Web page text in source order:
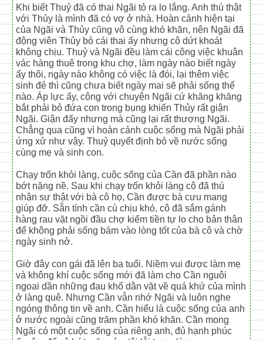
Khi biết Thuỷ đã có thai Ngãi tỏ ra lo lắng. Anh thú thật
với Thủy là mình đã có vợ ở nhà. Hoàn cảnh hiện tại
của Ngãi và Thủy cũng vô cùng khó khăn, nên Ngãi đã
động viên Thủy bỏ cái thai ấy nhưng cô dứt khoát
không chịu. Thuỷ và Ngãi đều làm cái công việc khuân
vác hàng thuê trong khu chợ, làm ngày nào biết ngày
ấy thôi, ngày nào không có việc là đói, lại thêm việc
sinh đẻ thì cũng chưa biết ngày mai sẽ phải sống thế
nào. Áp lực ấy, cộng với chuyện Ngãi cứ khăng khăng
bắt phải bỏ đứa con trong bụng khiến Thủy rất giận
Ngãi. Giận đấy nhưng mà cũng lại rất thương Ngãi.
Chẳng qua cũng vì hoàn cảnh cuộc sống mà Ngãi phải
ứng xử như vậy. Thuỷ quyết định bỏ về nước sống
cùng mẹ và sinh con.
Chạy trốn khỏi làng, cuộc sống của Cần đã phần nào
bớt nặng nề. Sau khi chạy trốn khỏi làng cô đã thú
nhận sự thật với bà cô họ, Cần được bà cưu mang
giúp đỡ. Sẵn tính cần cù chịu khó, cô đã sắm gánh
hàng rau vặt ngồi đầu chợ kiếm tiền tự lo cho bản thân
để không phải sống bám vào lòng tốt của bà cô và chờ
ngày sinh nở.
Giờ đây con gái đã lên ba tuổi. Niềm vui được làm mẹ
và không khí cuộc sống mới đã làm cho Cần nguôi
ngoai dần những đau khổ dằn vặt về quá khứ của mình
ở làng quê. Nhưng Cần vẫn nhớ Ngãi và luôn nghe
ngóng thông tin về anh. Cần hiểu là cuộc sống của anh
ở nước ngoài cũng trăm phần khó khăn. Cần mong
Ngãi có một cuộc sống của riêng anh, đủ hạnh phúc